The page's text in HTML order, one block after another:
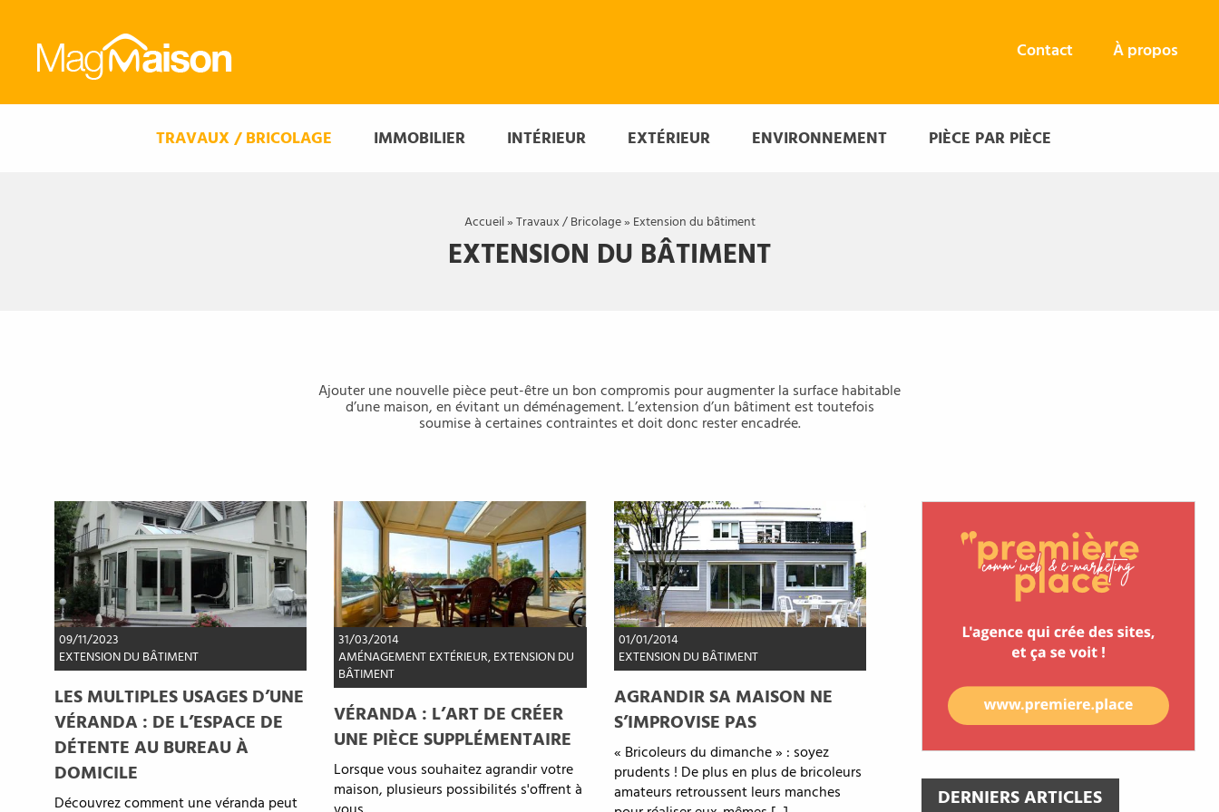
Mag
Maison
Contact À propos
TRAVAUX / BRICOLAGE IMMOBILIER INTÉRIEUR EXTÉRIEUR ENVIRONNEMENT PIÈCE PAR PIÈCE
Accueil»Travaux / Bricolage» Extension du bâtiment
EXTENSION DU BÂTIMENT
Ajouter une nouvelle pièce peut-être un bon compromis pour augmenter la surface habitable
d’une maison, en évitant un déménagement. L’extension d’un bâtiment est toutefois
soumise à certaines contraintes et doit donc rester encadrée.
09/11/2023
EXTENSION DU BÂTIMENT
LES MULTIPLES USAGES D’UNE
VÉRANDA : DE L’ESPACE DE
DÉTENTE AU BUREAU À
DOMICILE
Découvrez comment une véranda peut
31/03/2014
AMÉNAGEMENT EXTÉRIEUR,EXTENSION DU
BÂTIMENT
VÉRANDA : L’ART DE CRÉER
UNE PIÈCE SUPPLÉMENTAIRE
Lorsque vous souhaitez agrandir votre
maison, plusieurs possibilités s'offrent à
01/01/2014
EXTENSION DU BÂTIMENT
AGRANDIR SA MAISON NE
S’IMPROVISE PAS
« Bricoleurs du dimanche » : soyez
prudents ! De plus en plus de bricoleurs
amateurs retroussent leurs manches
DERNIERS ARTICLES